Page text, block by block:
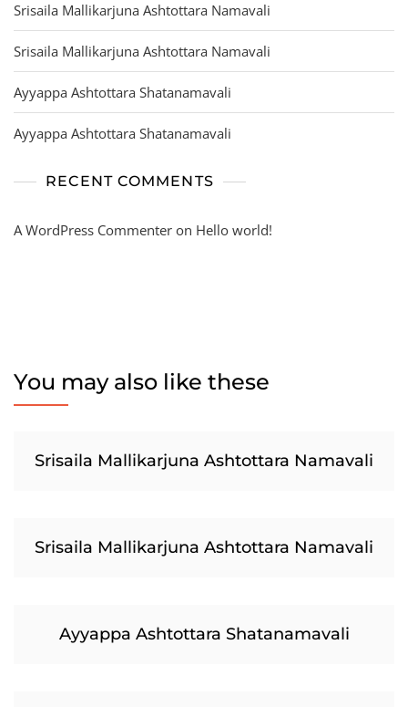
Srisaila Mallikarjuna Ashtottara Namavali
Srisaila Mallikarjuna Ashtottara Namavali
Ayyappa Ashtottara Shatanamavali
Ayyappa Ashtottara Shatanamavali
RECENT COMMENTS
A WordPress Commenter on Hello world!
You may also like these
Srisaila Mallikarjuna Ashtottara Namavali
Srisaila Mallikarjuna Ashtottara Namavali
Ayyappa Ashtottara Shatanamavali